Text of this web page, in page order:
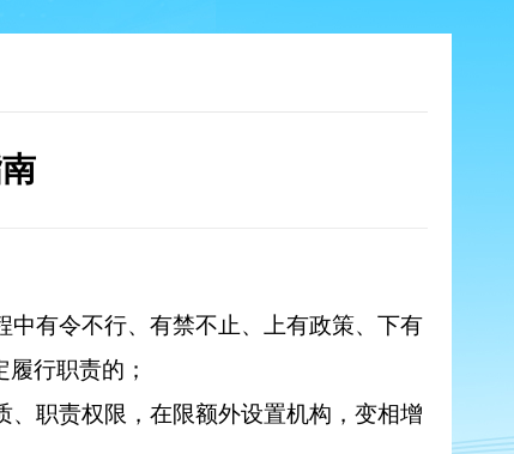
中有令不行、有禁不止、上有政策、下有
行职责的；
、职责权限，在限额外设置机构，变相增